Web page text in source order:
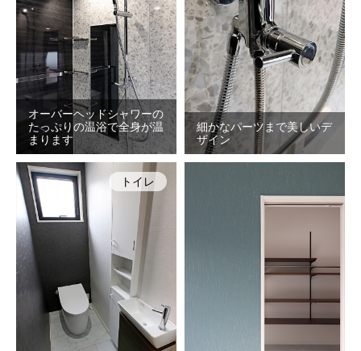
オーバーヘッドシャワーの
たっぷりの温浴で全身が温
まります
細かなパーツまで美しいデ
ザイン
トイレ